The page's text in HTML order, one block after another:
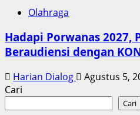
Olahraga
Hadapi Porwanas 2027,
Beraudiensi dengan
Harian Dialog
Agustus 5,
Cari
Cari